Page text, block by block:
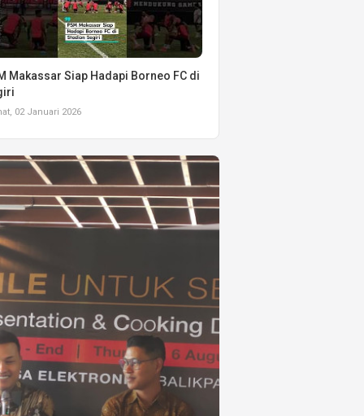
Makassar Siap Hadapi Borneo FC di
02 Januari 2026